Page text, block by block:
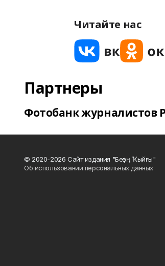
Читайте нас
Партнеры
Фотобанк журналистов
© 2020-2026 Сайт издания "Беҙҙең Ҡыйғы"
Об использовании персональных данных